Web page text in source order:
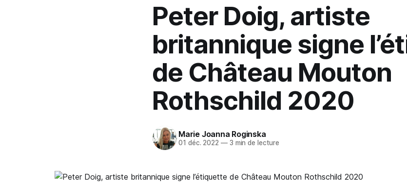
Peter Doig, artiste
britannique signe
de Château Mouton
Rothschild 2020
Marie Joanna Roginska
01 déc. 2022 —3 min de lecture